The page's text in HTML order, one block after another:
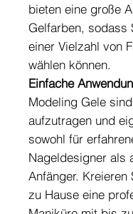
bieten eine große
Gelfarben, sodass
einer Vielzahl von
wählen können.
Einfache
Modeling Gele
aufzutragen und
sowohl für
Nageldesigner als
Anfänger. Kreieren
zu Hause eine